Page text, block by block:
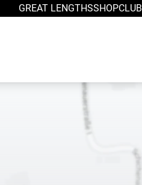
GREAT LENGTHSSHOPCLUB